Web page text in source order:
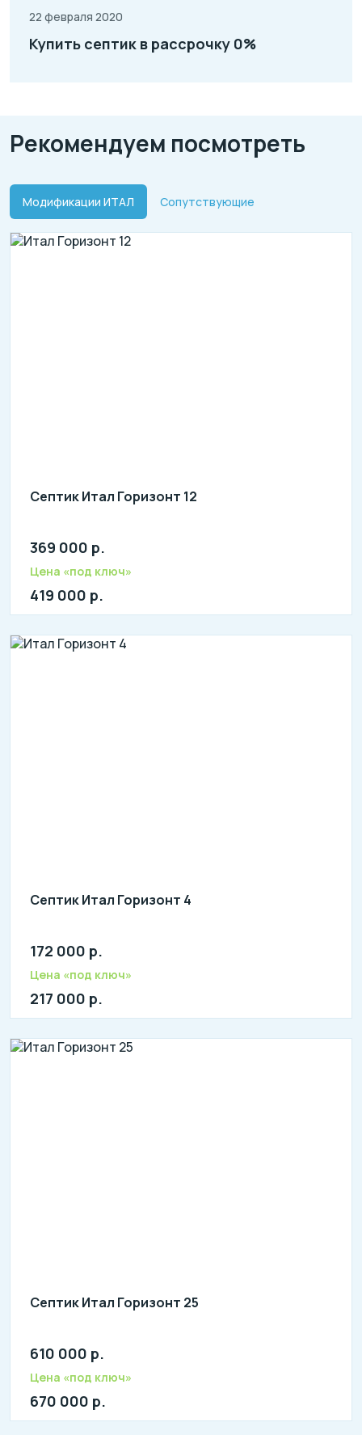
22 февраля 2020
Купить септик в рассрочку 0%
Рекомендуем посмотреть
Модификации ИТАЛ Сопутствующие
Септик Итал Горизонт 12
Количество человек: 7-12
литров в сутки: 2500
369 000 р.
Цена «под ключ»
419 000 р.
Септик Итал Горизонт 4
Количество человек: 2-4
литров в сутки: 1100
172 000 р.
Цена «под ключ»
217 000 р.
Септик Итал Горизонт 25
литров в сутки: 4500
л: 1500
610 000 р.
Цена «под ключ»
670 000 р.